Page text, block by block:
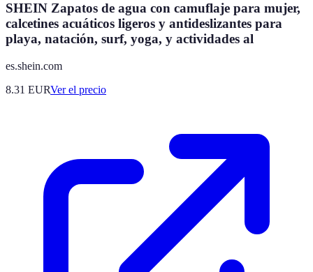
SHEIN Zapatos de agua con camuflaje para mujer,
calcetines acuáticos ligeros y antideslizantes para
playa, natación, surf, yoga, y actividades al
es.shein.com
8.31 EURVer el precio